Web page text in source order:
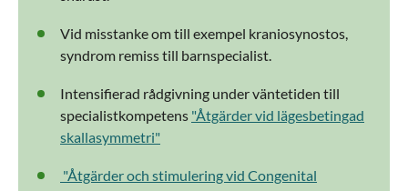
Vid misstanke om till exempel kraniosynostos,
syndrom remiss till barnspecialist.
Intensifierad rådgivning under väntetiden till
specialistkompetens "Åtgärder vid lägesbetingad
skallasymmetri"
"Åtgärder och stimulering vid Congenital